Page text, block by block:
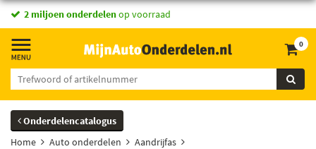
2 miljoen onderdelenop voorraad
0
Onderdelencatalogus
Home
Auto onderdelen
Aandrijfas